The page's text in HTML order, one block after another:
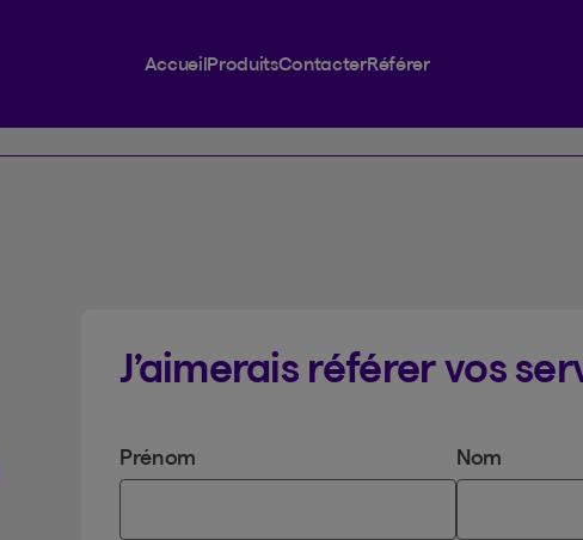
AccueilProduitsContacterRéférer
J’aimerais référer vos
Prénom Nom